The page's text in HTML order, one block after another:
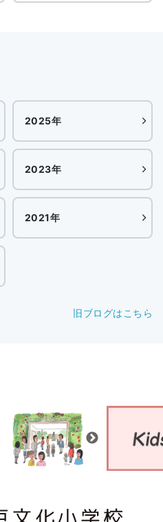
2025年
2023年
2021年
旧ブログはこちら